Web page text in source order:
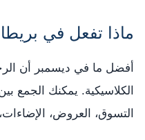
ماذا تفعل في
أفضل ما في ديسمبر أن
الكلاسيكية. يمكنك الجمع
التسوق، العروض،